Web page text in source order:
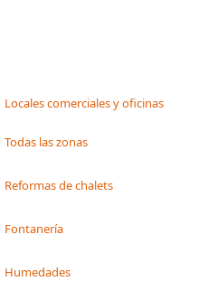
Locales comerciales y oficinas
Todas las zonas
Reformas de chalets
Fontanería
Humedades